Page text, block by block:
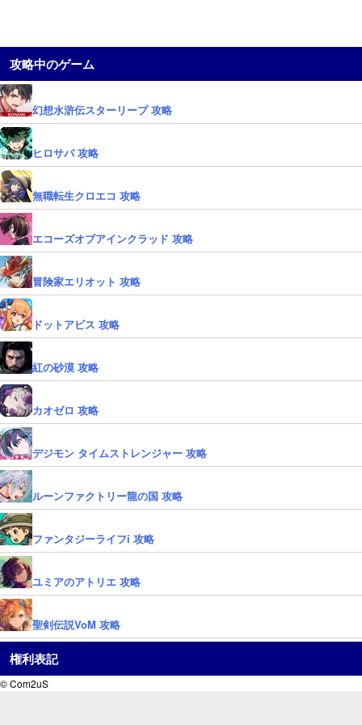
攻略中のゲーム
幻想水滸伝スターリープ 攻略
ヒロサバ 攻略
無職転生クロエコ 攻略
エコーズオブアインクラッド 攻略
冒険家エリオット 攻略
ドットアビス 攻略
紅の砂漠 攻略
カオゼロ 攻略
デジモン タイムストレンジャー 攻略
ルーンファクトリー龍の国 攻略
ファンタジーライフi 攻略
ユミアのアトリエ 攻略
聖剣伝説VoM 攻略
権利表記
© Com2uS